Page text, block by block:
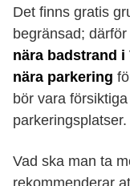
Det finns gratis
begränsad;
nära badstrand i
nära parkering
bör vara
parkeringsplatser.
Vad ska man ta
rekommenderar